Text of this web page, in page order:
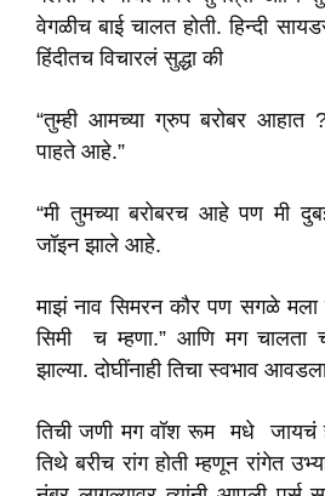
वेगळीच बाई चालत होती. हिन्दी
हिंदीतच विचारलं सुद्धा की
“तुम्ही आमच्या ग्रुप बरोबर
पाहते आहे.”
“मी तुमच्या बरोबरच आहे पण मी
जॉइन झाले आहे.
माझं नाव सिमरन कौर पण सगळे मला
सिमी च म्हणा.” आणि मग चालता
झाल्या. दोघींनाही तिचा स्वभाव
तिची जणी मग वॉश रूम मधे जायचं
तिथे बरीच रांग होती म्हणून रांगेत